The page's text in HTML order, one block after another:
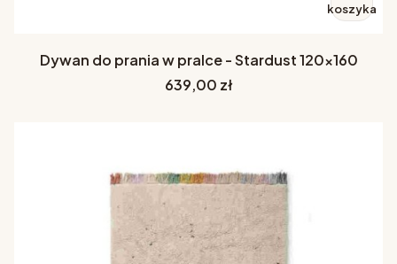
koszyka
Dywan do prania w pralce - Stardust 120x160
Cena
639,00 zł